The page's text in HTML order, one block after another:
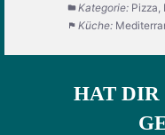
Kategorie: Pizza,
Küche:
HAT DIR